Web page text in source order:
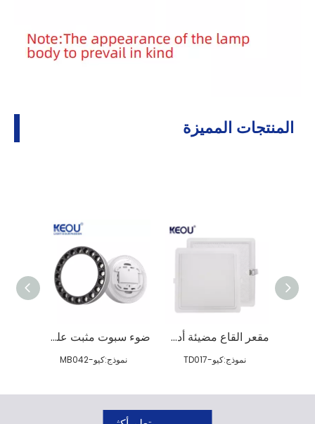
المنتجات المميزة
ضوء سبوت مثبت على السطح
نموذج:كيو-MB042
مقعر القاع مضيئة أدى أسفل الضوء
نموذج:كيو-TD017